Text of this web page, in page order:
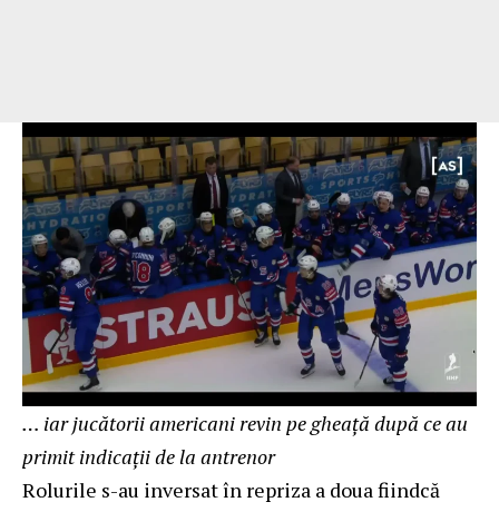
… iar jucătorii americani revin pe gheață după ce au
primit indicații de la antrenor
Rolurile s-au inversat în repriza a doua fiindcă